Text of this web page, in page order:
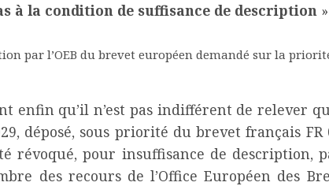
à la condition de suffisance de description »
par l’OEB du brevet européen demandé sur la
enfin qu’il n’est pas indifférent de relever
déposé, sous priorité du brevet français FR
révoqué, pour insuffisance de description,
des recours de l’Office Européen des